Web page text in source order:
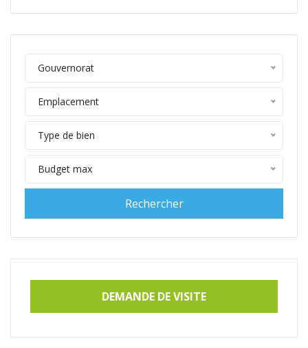
Gouvernorat
Emplacement
Type de bien
Budget max
DEMANDE DE VISITE